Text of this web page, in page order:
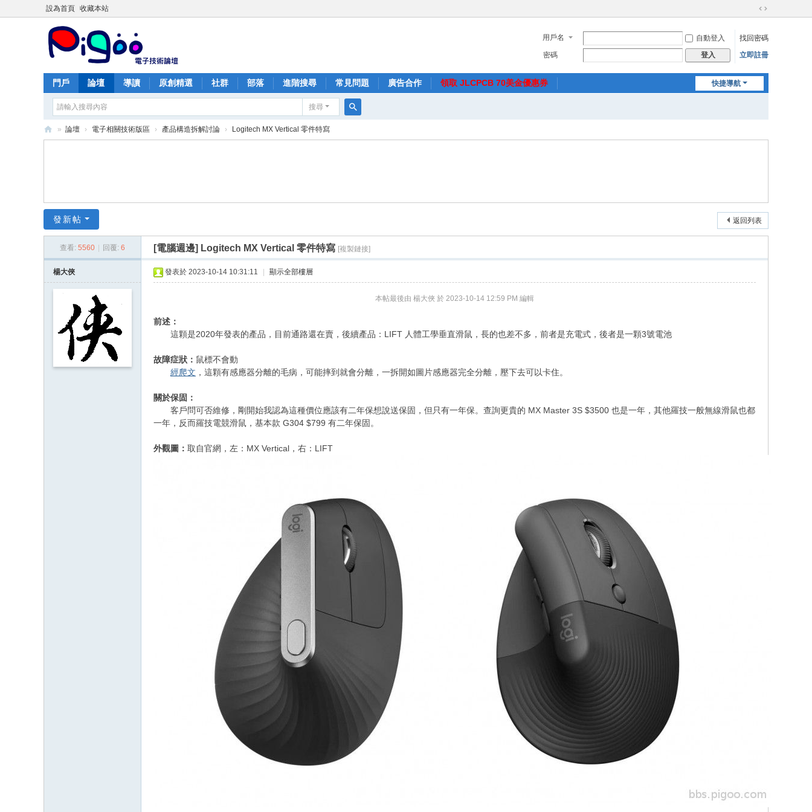
設為首頁 收藏本站
切
到
寬
用戶名 自動登入
找回密碼
密碼
登入 立即註冊
快捷導航
門戶 論壇 導讀 原創精選 社群 部落 進階搜尋 常見問題 廣告合作 領取 JLCPCB 70美金優惠券
搜尋
尋
酷
» 論壇 › 電子相關技術版區 › 產品構造拆解討論 › Logitech MX Vertical 零件特寫
返回列表
發新帖
查看: 5560 回覆: 6 [電腦週邊] Logitech MX Vertical 零件特寫 [複製鏈接]
楊大俠 發表於 2023-10-14 10:31:11 顯示全部樓層
本帖最後由 楊大俠 於 2023-10-14 12:59 PM 編輯
前述：
這顆是2020年發表的產品，目前通路還在賣，後續產品：LIFT 人體工學垂直滑鼠，長的也差不多，前者是充電式，後者是一顆3號電池
故障症狀： 鼠標不會動
經爬文 ，這顆有感應器分離的毛病，可能摔到就會分離，一拆開如圖片感應器完全分離，壓下去可以卡住。
關於保固：
客戶問可否維修，剛開始我認為這種價位應該有二年保想說送保固，但只有一年保。查詢更貴的 MX Master 3S $3500 也是一年，其他羅技一般無線滑鼠也都
一年，反而羅技電競滑鼠，基本款 G304 $799 有二年保固。
外觀圖： 取自官網，左：MX Vertical，右：LIFT